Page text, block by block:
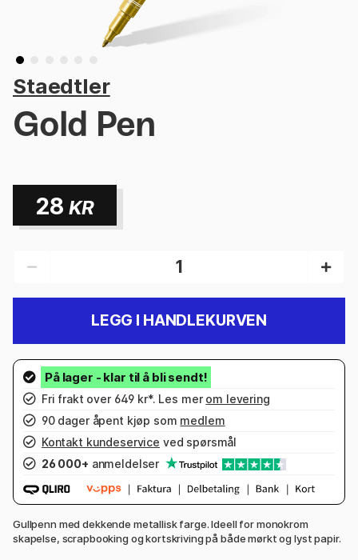
Staedtler
Gold Pen
28 KR
LEGG I HANDLEKURVEN
Fri frakt over 649 kr*. Les mer om levering
90 dager åpent kjøp som medlem
Kontakt kundeservice ved spørsmål
26 000+ anmeldelser
Gullpenn med dekkende metallisk farge. Ideell for monokrom
skapelse, scrapbooking og kortskriving på både mørkt og lyst papir.